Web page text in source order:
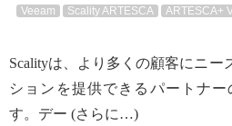
Veeam
Scality ARTESCA
ARTESCA+
Scalityは、より多くの顧客にニー
ションを提供できるパートナ
す。デー (さらに…)